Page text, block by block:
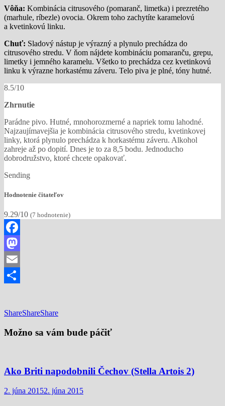
Vôňa: Kombinácia citrusového (pomaranč, limetka) i prezretého
(marhule, ríbezle) ovocia. Okrem toho zachytíte karamelovú
a kvetinkovú linku.
Chuť: Sladový nástup je výrazný a plynulo prechádza do
citrusového stredu. V ňom nájdete kombináciu pomaranču, grepu,
limetky i jemného karamelu. Všetko to prechádza cez kvetinkovú
linku k výrazne horkastému záveru. Telo piva je plné, tóny hutné.
8.5/10
Zhrnutie
Parádne pivo. Hutné, mnohorozmerné a napriek tomu lahodné.
Najzaujímavejšia je kombinácia citrusového stredu, kvetinkovej
linky, ktorá plynulo prechádza k horkastému záveru. Alkohol
zahreje až po dopití. Dnes je to za 8,5 bodu. Jednoducho
dobrodružstvo, ktoré chcete opakovať.
Sending
Hodnotenie čitateľov
9.29/10 (7 hodnotenie)
Facebook
Mastodon
Email
ShareShareShare
Možno sa vám bude páčiť
Ako Briti napodobnili Čechov (Stella Artois 2)
2. júna 20152. júna 2015